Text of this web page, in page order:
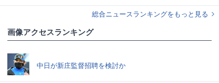
総合ニュースランキングをもっと見る
画像アクセスランキング
中日が新庄監督招聘を検討か